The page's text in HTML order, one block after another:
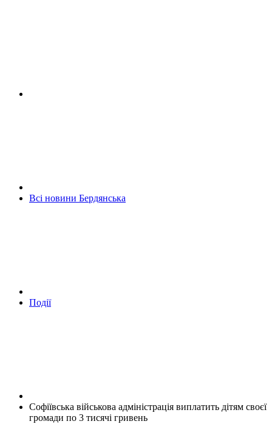
Всі новини Бердянська
Події
Софіївська військова адміністрація виплатить дітям своєї
громади по 3 тисячі гривень